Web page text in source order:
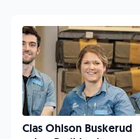
Clas Ohlson Buskerud